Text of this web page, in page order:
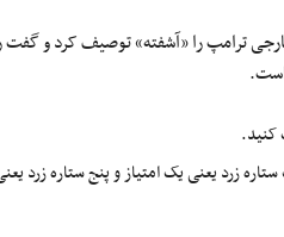
ترامپ را «آشفته» توصیف کرد و گفت
است.
کنید.
زرد یعنی یک امتیاز و پنج ستاره زرد